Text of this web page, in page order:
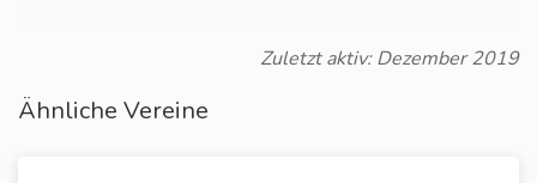
Zuletzt aktiv: Dezember 2019
Ähnliche Vereine